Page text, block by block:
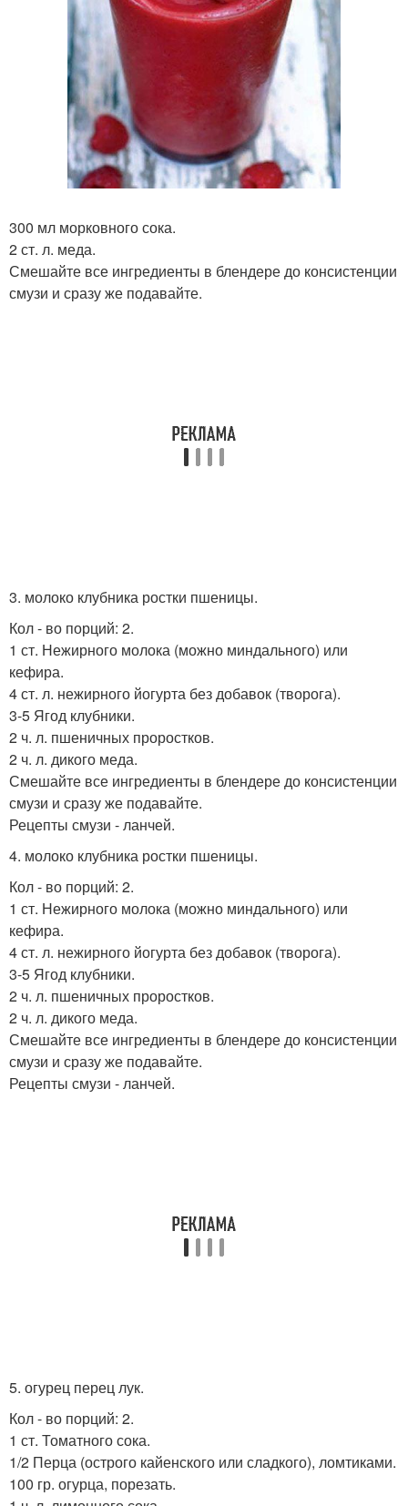
300 мл морковного сока.
2 ст. л. меда.
Смешайте все ингредиенты в блендере до консистенции
смузи и сразу же подавайте.
3. молоко клубника ростки пшеницы.
Кол - во порций: 2.
1 ст. Нежирного молока (можно миндального) или
кефира.
4 ст. л. нежирного йогурта без добавок (творога).
3-5 Ягод клубники.
2 ч. л. пшеничных проростков.
2 ч. л. дикого меда.
Смешайте все ингредиенты в блендере до консистенции
смузи и сразу же подавайте.
Рецепты смузи - ланчей.
4. молоко клубника ростки пшеницы.
Кол - во порций: 2.
1 ст. Нежирного молока (можно миндального) или
кефира.
4 ст. л. нежирного йогурта без добавок (творога).
3-5 Ягод клубники.
2 ч. л. пшеничных проростков.
2 ч. л. дикого меда.
Смешайте все ингредиенты в блендере до консистенции
смузи и сразу же подавайте.
Рецепты смузи - ланчей.
5. огурец перец лук.
Кол - во порций: 2.
1 ст. Томатного сока.
1/2 Перца (острого кайенского или сладкого), ломтиками.
100 гр. огурца, порезать.